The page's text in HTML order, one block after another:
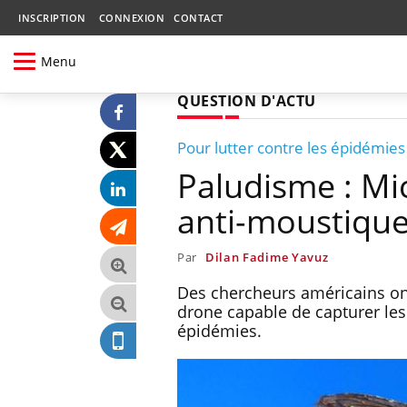
INSCRIPTION CONNEXION CONTACT
Menu
QUESTION D'ACTU
Pour lutter contre les épidémies
Paludisme :
anti-
Par Dilan Fadime Yavuz
Des chercheurs américains
drone capable de capturer
épidémies.